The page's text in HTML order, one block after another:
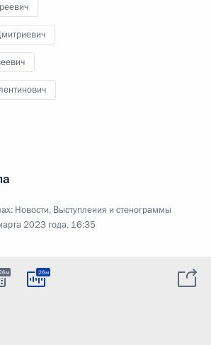
Новости, Выступления и стенограммы
2023 года, 16:35
26м